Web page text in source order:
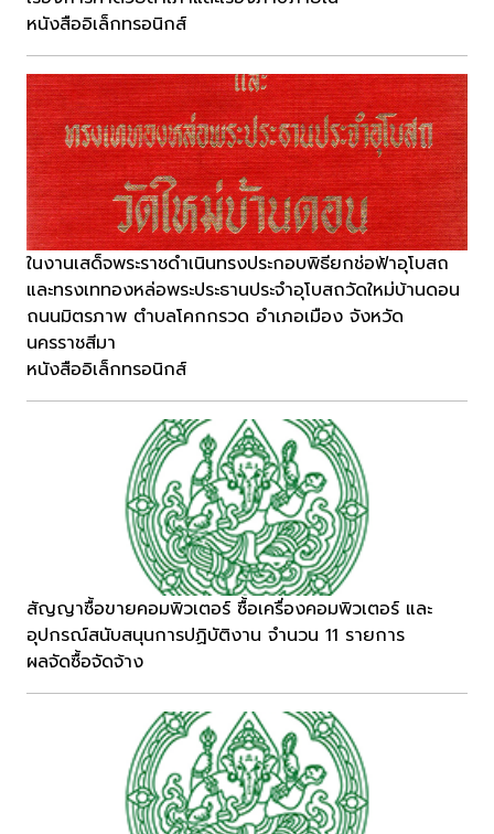
หนังสืออิเล็กทรอนิกส์
ในงานเสด็จพระราชดำเนินทรงประกอบพิธียกช่อฟ้าอุโบสถ
และทรงเททองหล่อพระประธานประจำอุโบสถวัดใหม่บ้านดอน
ถนนมิตรภาพ ตำบลโคกกรวด อำเภอเมือง จังหวัด
นครราชสีมา
หนังสืออิเล็กทรอนิกส์
สัญญาซื้อขายคอมพิวเตอร์ ซื้อเครื่องคอมพิวเตอร์ และ
อุปกรณ์สนับสนุนการปฏิบัติงาน จำนวน 11 รายการ
ผลจัดซื้อจัดจ้าง